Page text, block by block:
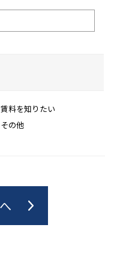
賃料を知りたい
その他